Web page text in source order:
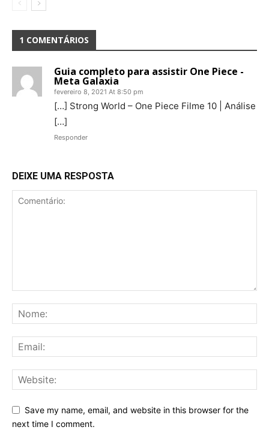
1 COMENTÁRIOS
Guia completo para assistir One Piece -
Meta Galaxia
fevereiro 8, 2021 At 8:50 pm
[…] Strong World – One Piece Filme 10 | Análise
[…]
Responder
DEIXE UMA RESPOSTA
Save my name, email, and website in this browser for the
next time I comment.